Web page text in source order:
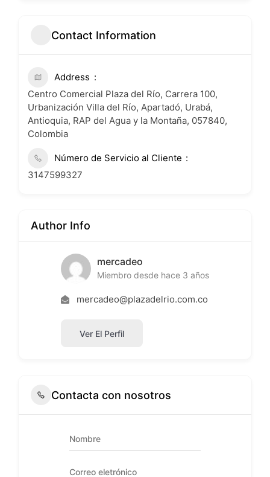
Contact Information
Address
Centro Comercial Plaza del Río, Carrera 100,
Urbanización Villa del Río, Apartadó, Urabá,
Antioquia, RAP del Agua y la Montaña, 057840,
Colombia
Número de Servicio al Cliente
3147599327
Author Info
mercadeo
Miembro desde hace 3 años
mercadeo@plazadelrio.com.co
Ver El Perfil
Contacta con nosotros